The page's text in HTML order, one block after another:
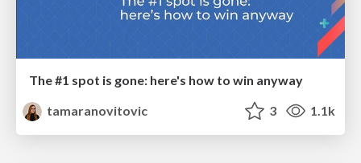
The #1 spot is gone: here's how to win anyway
tamaranovitovic
3 1.1k